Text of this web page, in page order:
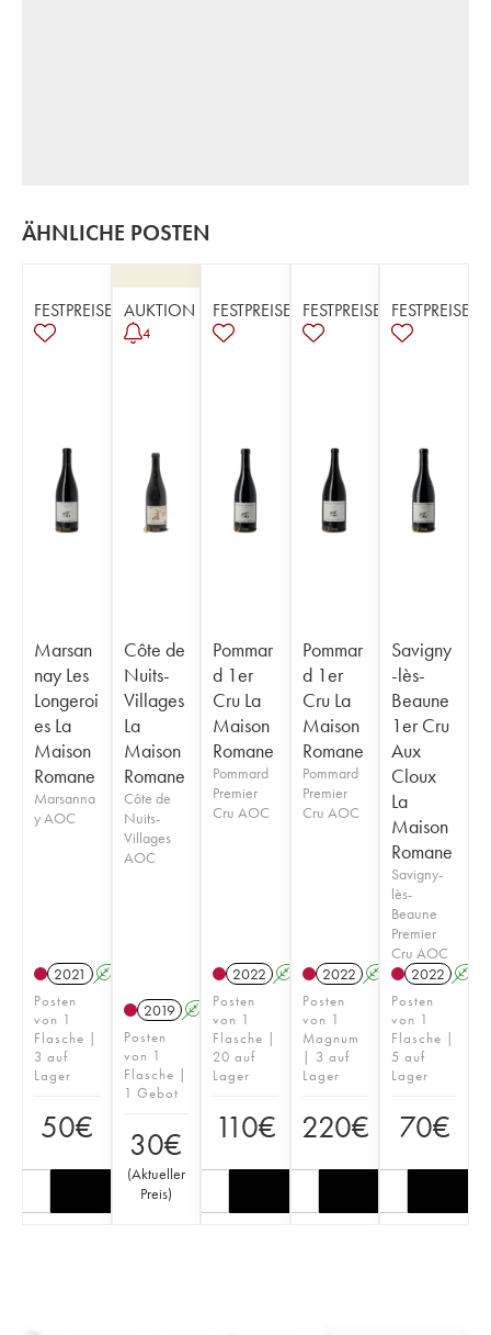
ÄHNLICHE POSTEN
FESTPREISE
Marsan
nay Les
Longeroi
es La
Maison
Romane
Marsanna
y AOC
2021 A
Posten
von 1
Flasche |
3 auf
Lager
50€
AUKTION
4
Côte de
Nuits-
Villages
La
Maison
Romane
Côte de
Nuits-
Villages
AOC
2019 A
Posten
von 1
Flasche |
1 Gebot
30€
(Aktueller
Preis)
FESTPREISE
Pommar
d 1er
Cru La
Maison
Romane
Pommard
Premier
Cru AOC
2022 A
Posten
von 1
Flasche |
20 auf
Lager
110€
FESTPREISE
Pommar
d 1er
Cru La
Maison
Romane
Pommard
Premier
Cru AOC
2022 A
Posten
von 1
Magnum
| 3 auf
Lager
220€
FESTPREISE
Savigny
-lès-
Beaune
1er Cru
Aux
Cloux
La
Maison
Romane
Savigny-
lès-
Beaune
Premier
Cru AOC
2022 A
Posten
von 1
Flasche |
5 auf
Lager
70€